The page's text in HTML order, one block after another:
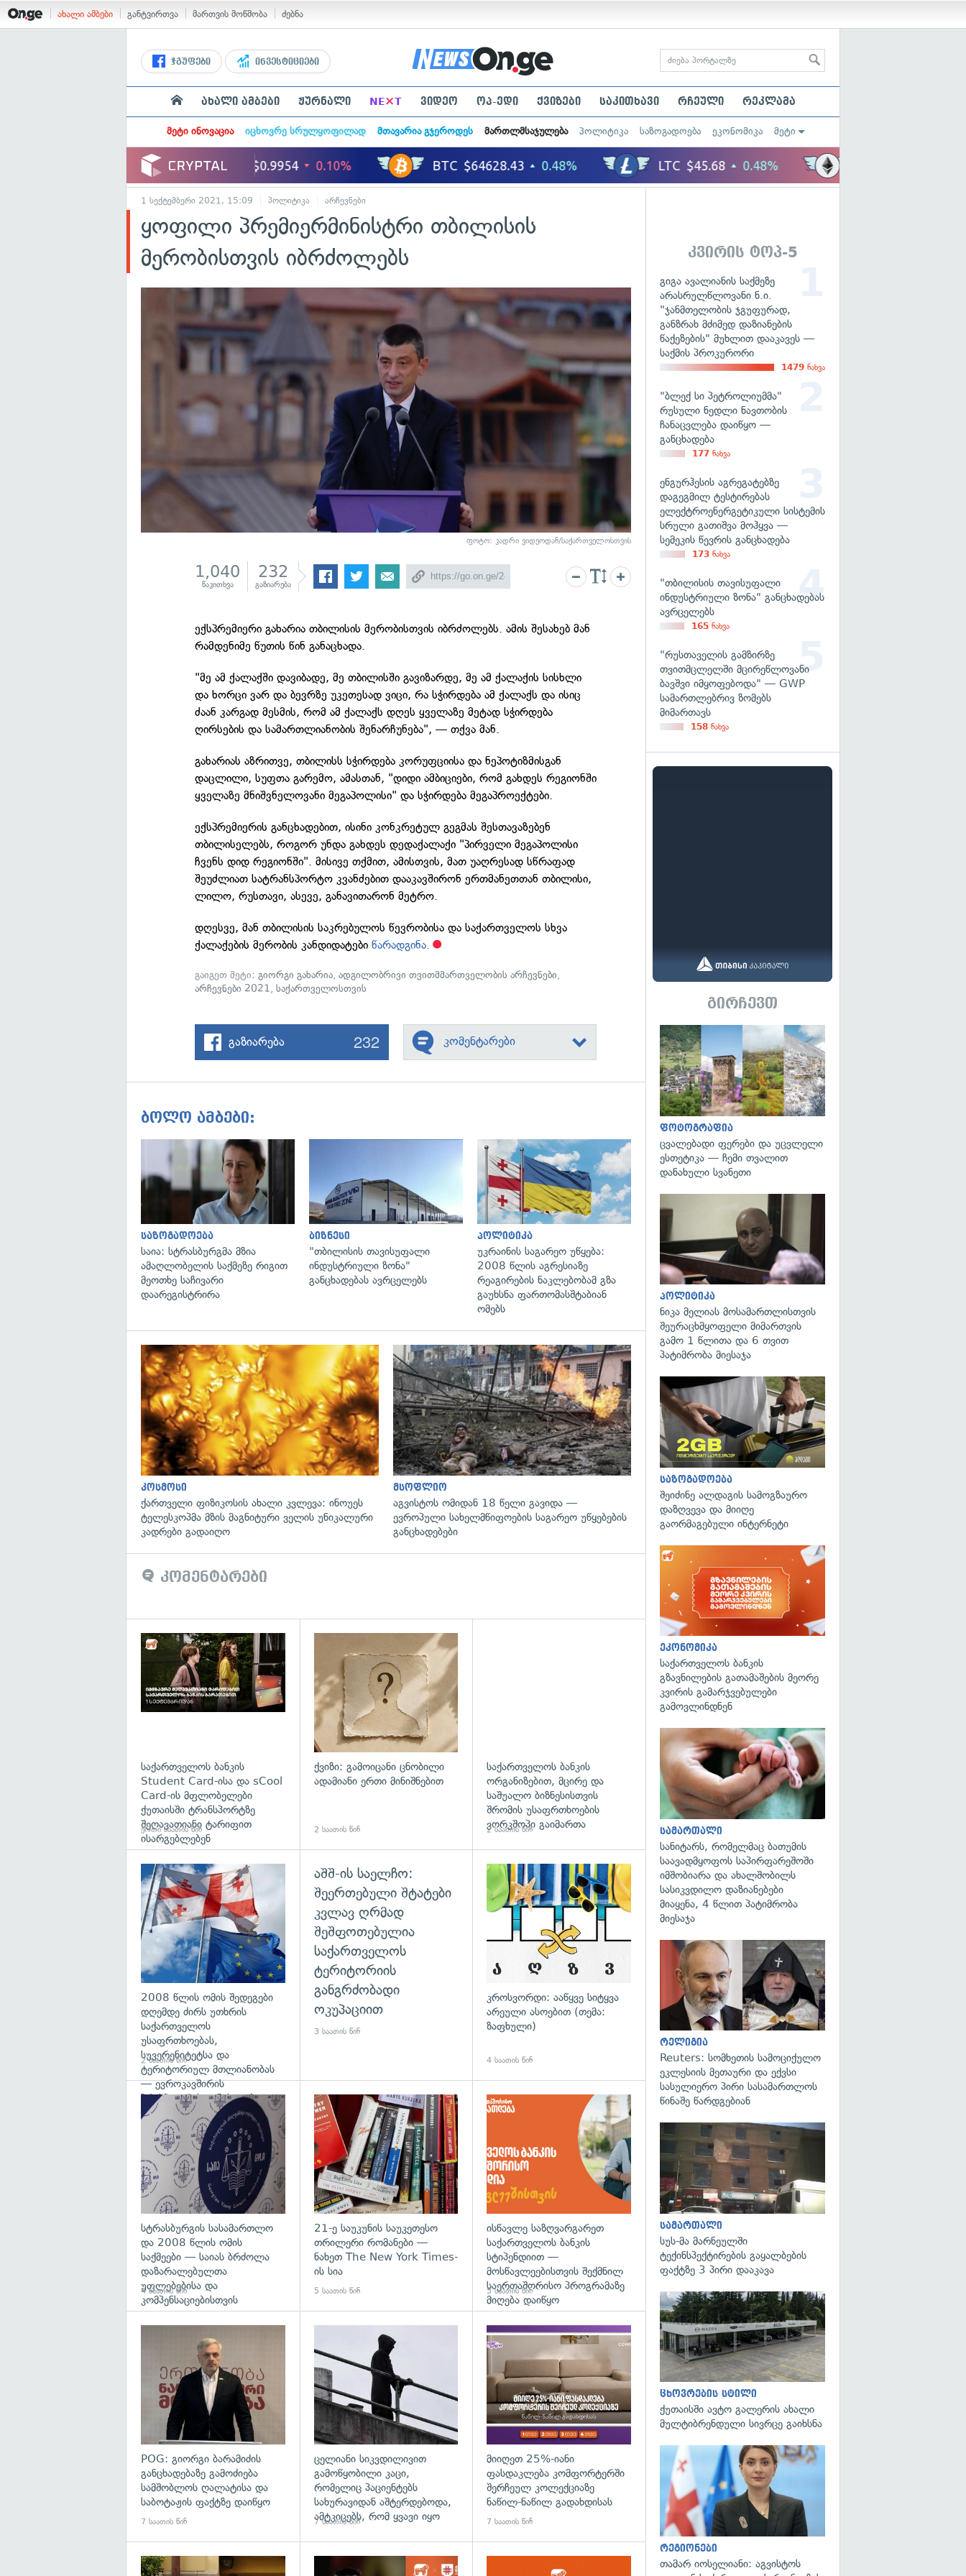
ახალი ამბები განტვირთვა მართვის მოწმობა ძებნა
ჯგუფები ინვესტიციები
ახალი ამბები ჟურნალი NE×T ვიდეო ოპ-ედი ქვიზები საკითხავი რჩეული რეკლამა
მეტი ინოვაცია იცხოვრე სრულყოფილად მთავარია გჯეროდეს მართლმსაჯულება პოლიტიკა საზოგადოება ეკონომიკა მეტი
1 სექტემბერი 2021, 15:09 პოლიტიკა არჩევნები
ყოფილი პრემიერმინისტრი თბილისის
მერობისთვის იბრძოლებს
ფოტო: კადრი ვიდეოდან/საქართველოსთვის
1,040
წაკითხვა
232
გაზიარება
ექსპრემიერი გახარია თბილისის მერობისთვის იბრძოლებს. ამის შესახებ მან
რამდენიმე წუთის წინ განაცხადა.
"მე ამ ქალაქში დავიბადე, მე თბილისში გავიზარდე, მე ამ ქალაქის სისხლი
და ხორცი ვარ და ბევრზე უკეთესად ვიცი, რა სჭირდება ამ ქალაქს და ისიც
ძაან კარგად მესმის, რომ ამ ქალაქს დღეს ყველაზე მეტად სჭირდება
ღირსების და სამართლიანობის შენარჩუნება", — თქვა მან.
გახარიას აზრითვე, თბილისს სჭირდება კორუფციისა და ნეპოტიზმისგან
დაცლილი, სუფთა გარემო, ამასთან, "დიდი ამბიციები, რომ გახდეს რეგიონში
ყველაზე მნიშვნელოვანი მეგაპოლისი" და სჭირდება მეგაპროექტები.
ექსპრემიერის განცხადებით, ისინი კონკრეტულ გეგმას შესთავაზებენ
თბილისელებს, როგორ უნდა გახდეს დედაქალაქი "პირველი მეგაპოლისი
ჩვენს დიდ რეგიონში". მისივე თქმით, ამისთვის, მათ უაღრესად სწრაფად
შეუძლიათ სატრანსპორტო კვანძებით დააკავშირონ ერთმანეთთან თბილისი,
ლილო, რუსთავი, ასევე, განავითარონ მეტრო.
დღესვე, მან თბილისის საკრებულოს წევრობისა და საქართველოს სხვა
ქალაქების მერობის კანდიდატებიწარადგინა.
გაიგეთ მეტი:გიორგი გახარია,ადგილობრივი თვითმმართველობის არჩევნები,
არჩევნები 2021,საქართველოსთვის
გაზიარება 232 კომენტარები
ბოლო ამბები:
საზოგადოება
საია: სტრასბურგმა მზია
ამაღლობელის საქმეზე რიგით
მეოთხე საჩივარი
დაარეგისტრირა
გადახედვა
ბიზნესი
"თბილისის თავისუფალი
ინდუსტრიული ზონა"
განცხადებას ავრცელებს
გადახედვა
პოლიტიკა
უკრაინის საგარეო უწყება:
2008 წლის აგრესიაზე
რეაგირების ნაკლებობამ გზა
გაუხსნა ფართომასშტაბიან
ომებს
გადახედვა
კოსმოსი
ქართველი ფიზიკოსის ახალი კვლევა: ინოუეს
ტელესკოპმა მზის მაგნიტური ველის უნიკალური
კადრები გადაიღო
გადახედვა
მსოფლიო
აგვისტოს ომიდან 18 წელი გავიდა —
ევროპული სახელმწიფოების საგარეო უწყებების
განცხადებები
კომენტარები
საქართველოს ბანკის
Student Card-ისა და sCool
Card-ის მფლობელები
ქუთაისში ტრანსპორტზე
შეღავათიანი ტარიფით
ისარგებლებენ
ერთი საათის წინ
ქვიზი: გამოიცანი ცნობილი
ადამიანი ერთი მინიშნებით
2 საათის წინ
საქართველოს ბანკის
ორგანიზებით, მცირე და
საშუალო ბიზნესისთვის
შრომის უსაფრთხოების
ვორკშოპი გაიმართა
2 საათის წინ
გადახედვა
2008 წლის ომის შედეგები
დღემდე ძირს უთხრის
საქართველოს
უსაფრთხოებას,
სუვერენიტეტსა და
ტერიტორიულ მთლიანობას
— ევროკავშირის
პრესპიკერის განცხადება
2 საათის წინ
აშშ-ის საელჩო:
შეერთებული შტატები
კვლავ ღრმად
შეშფოთებულია
საქართველოს
ტერიტორიის
განგრძობადი
ოკუპაციით
3 საათის წინ
გადახედვა
კროსვორდი: ააწყვე სიტყვა
არეული ასოებით (თემა:
ზაფხული)
4 საათის წინ
გადახედვა
სტრასბურგის სასამართლო
და 2008 წლის ომის
საქმეები — საიას ბრძოლა
დაზარალებულთა
უფლებებისა და
კომპენსაციებისთვის
4 საათის წინ
გადახედვა
21-ე საუკუნის საუკეთესო
თრილერი რომანები —
ნახეთ The New York Times-
ის სია
5 საათის წინ
ისწავლე საზღვარგარეთ
საქართველოს ბანკის
სტიპენდიით —
მოსწავლეებისთვის შექმნილ
საერთაშორისო პროგრამაზე
მიღება დაიწყო
5 საათის წინ
POG: გიორგი ბარამიძის
განცხადებაზე გამოძიება
სამშობლოს ღალატისა და
საბოტაჟის ფაქტზე დაიწყო
7 საათის წინ
გადახედვა
ცელიანი სიკვდილივით
გამოწყობილი კაცი,
რომელიც პაციენტებს
სახურავიდან აშტერდებოდა,
ამტკიცებს, რომ ყვავი იყო
7 საათის წინ
მიიღეთ 25%-იანი
ფასდაკლება კომფორტერში
შერჩეულ კოლექციაზე
ნაწილ-ნაწილ გადახდისას
7 საათის წინ
კვირის ტოპ-5
გიგა ავალიანის საქმეზე
არასრულწლოვანი ნ.ი.
"ჯანმთელობის ჯგუფურად,
განზრახ მძიმედ დაზიანების
წაქეზების" მუხლით დააკავეს —
საქმის პროკურორი
1479 ნახვა
"ბლექ სი პეტროლიუმმა"
რუსული ნედლი ნავთობის
ჩანაცვლება დაიწყო —
განცხადება
177 ნახვა
ენგურჰესის აგრეგატებზე
დაგეგმილ ტესტირებას
ელექტროენერგეტიკული სისტემის
სრული გათიშვა მოჰყვა —
სემეკის წევრის განცხადება
173 ნახვა
"თბილისის თავისუფალი
ინდუსტრიული ზონა" განცხადებას
ავრცელებს
165 ნახვა
"რუსთაველის გამზირზე
თვითმცლელში მცირეწლოვანი
ბავშვი იმყოფებოდა" — GWP
სამართლებრივ ზომებს
მიმართავს
158 ნახვა
გირჩევთ
ფოტოგრაფია
ცვალებადი ფერები და უცვლელი
ესთეტიკა — ჩემი თვალით
დანახული სვანეთი
პოლიტიკა
ნიკა მელიას მოსამართლისთვის
შეურაცხმყოფელი მიმართვის
გამო 1 წლითა და 6 თვით
პატიმრობა მიესაჯა
საზოგადოება
შეიძინე ალდაგის სამოგზაურო
დაზღვევა და მიიღე
გაორმაგებული ინტერნეტი
ეკონომიკა
საქართველოს ბანკის
გზავნილების გათამაშების მეორე
კვირის გამარჯვებულები
გამოვლინდნენ
სამართალი
სანიტარს, რომელმაც ბათუმის
საავადმყოფოს საპირფარეშოში
იმშობიარა და ახალშობილს
სასიკვდილო დაზიანებები
მიაყენა, 4 წლით პატიმრობა
მიესაჯა
რელიგია
Reuters: სომხეთის სამოციქულო
ეკლესიის მეთაური და ექვსი
სასულიერო პირი სასამართლოს
წინაშე წარდგებიან
სამართალი
სუს-მა მარნეულში
ტექინსპექტირების გაყალბების
ფაქტზე 3 პირი დააკავა
ცხოვრების სტილი
ქუთაისში ავტო გალერის ახალი
მულტიბრენდული სივრცე გაიხსნა
რეგიონები
თამარ იოსელიანი: აგვისტოს